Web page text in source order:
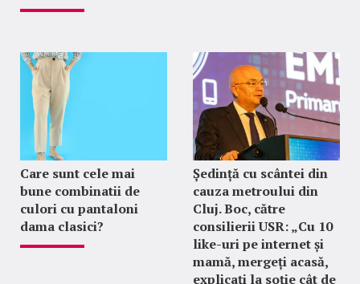
Care sunt cele mai
bune combinatii de
culori cu pantaloni
dama clasici?
Ședință cu scântei din
cauza metroului din
Cluj. Boc, către
consilierii USR: „Cu 10
like-uri pe internet și
mamă, mergeți acasă,
explicați la soție cât de